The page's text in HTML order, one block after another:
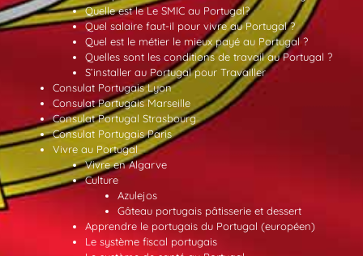
Quelle est le Le SMIC au Portugal?
Quel salaire faut-il pour vivre au Portugal ?
Quel est le métier le mieux payé au Portugal ?
Quelles sont les conditions de travail au Portugal ?
S’installer au Portugal pour Travailler
Consulat Portugais Lyon
Consulat Portugais Marseille
Consulat Portugal Strasbourg
Consulat Portugais Paris
Vivre au Portugal
Vivre en Algarve
Culture
Azulejos
Gâteau portugais pâtisserie et dessert
Apprendre le portugais du Portugal (européen)
Le système fiscal portugais